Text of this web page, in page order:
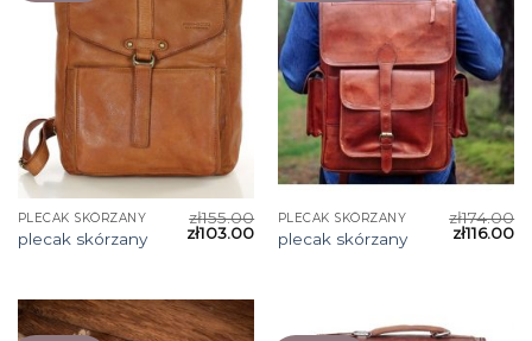
PLECAK SKÓRZANY
plecak skórzany
zł155.00
zł103.00
PLECAK SKÓRZANY
plecak skórzany
zł174.00
zł116.00